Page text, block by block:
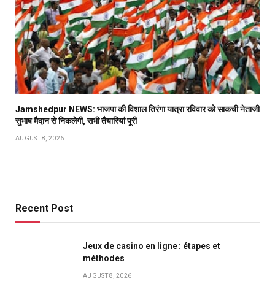
Jamshedpur NEWS: भाजपा की विशाल तिरंगा यात्रा रविवार को साकची नेताजी
सुभाष मैदान से निकलेगी, सभी तैयारियां पूरी
AUGUST 8, 2026
Recent Post
Jeux de casino en ligne : étapes et
méthodes
AUGUST 8, 2026